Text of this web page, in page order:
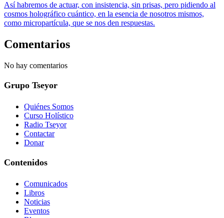
Así habremos de actuar, con insistencia, sin prisas, pero pidiendo al
cosmos holográfico cuántico, en la esencia de nosotros mismos,
como micropartícula, que se nos den respuestas.
Comentarios
No hay comentarios
Grupo Tseyor
Quiénes Somos
Curso Holístico
Radio Tseyor
Contactar
Donar
Contenidos
Comunicados
Libros
Noticias
Eventos